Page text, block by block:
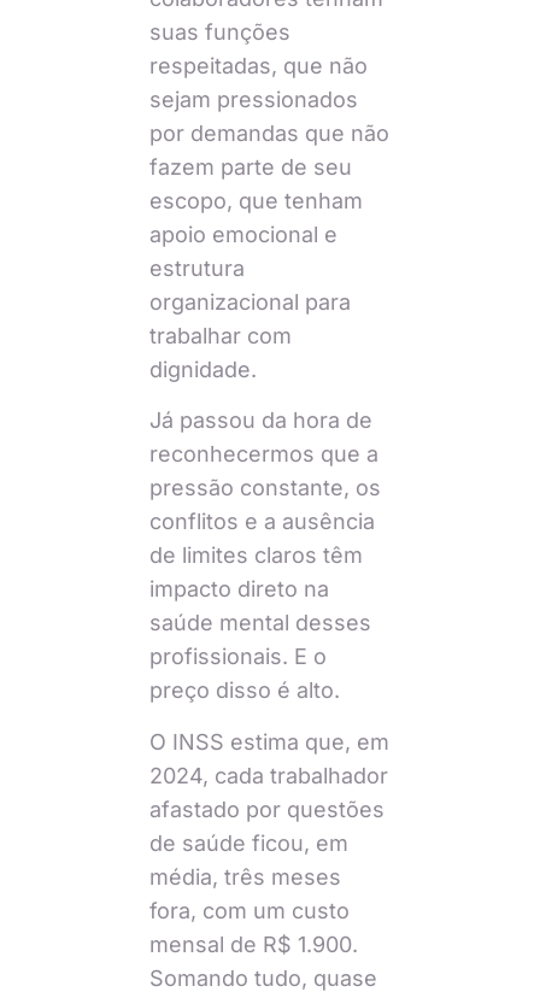
suas funções
respeitadas, que não
sejam pressionados
por demandas que não
fazem parte de seu
escopo, que tenham
apoio emocional e
estrutura
organizacional para
trabalhar com
dignidade.
Já passou da hora de
reconhecermos que a
pressão constante, os
conflitos e a ausência
de limites claros têm
impacto direto na
saúde mental desses
profissionais. E o
preço disso é alto.
O INSS estima que, em
2024, cada trabalhador
afastado por questões
de saúde ficou, em
média, três meses
fora, com um custo
mensal de R$ 1.900.
Somando tudo, quase